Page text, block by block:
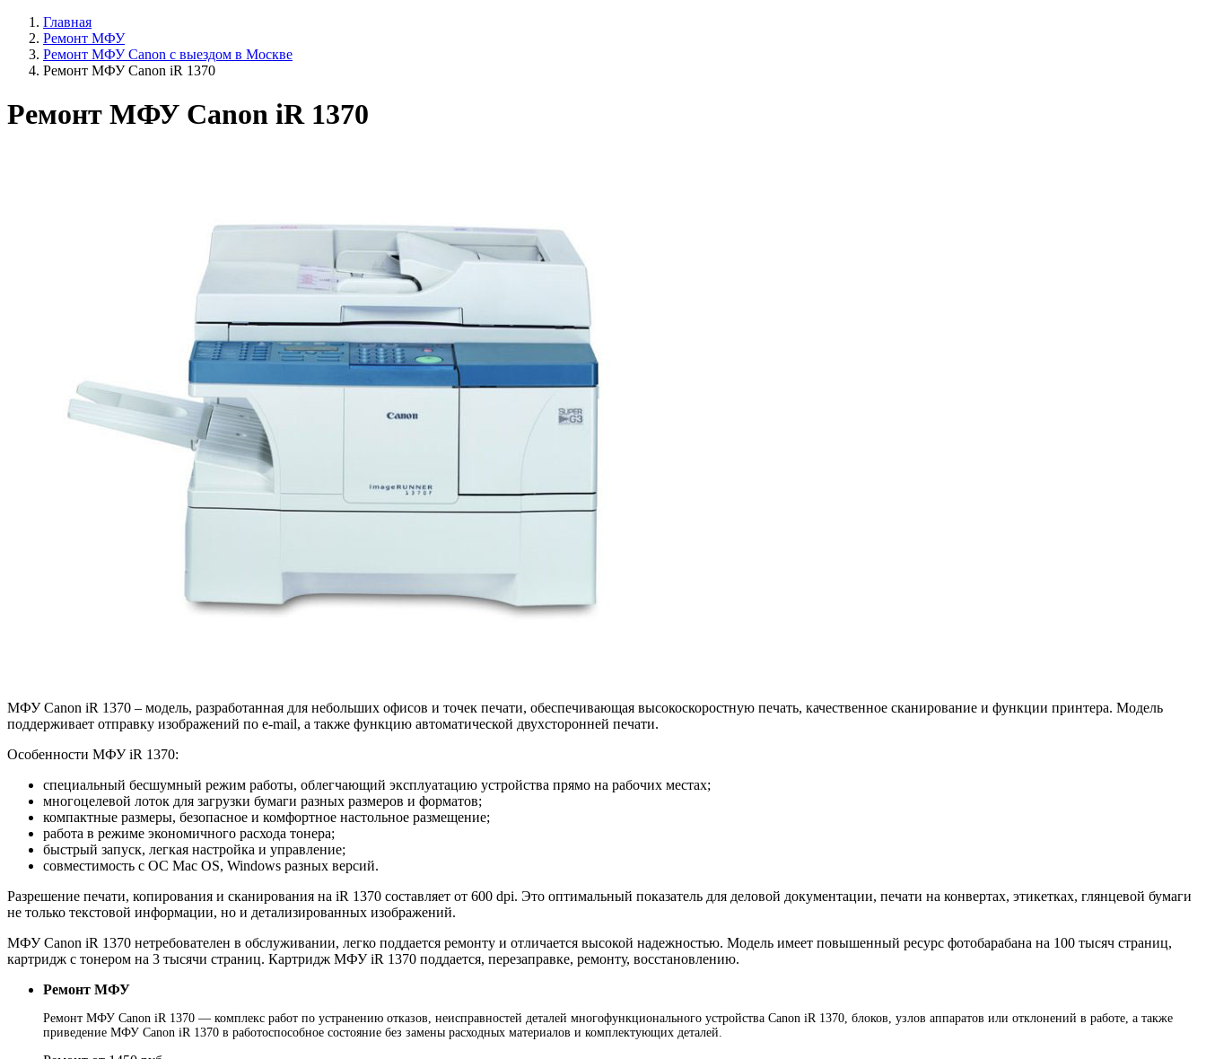
Главная
Ремонт МФУ
Ремонт МФУ Canon с выездом в Москве
Ремонт МФУ Canon iR 1370
Ремонт МФУ Canon iR 1370
МФУ Canon iR 1370 – модель, разработанная для небольших офисов и точек печати, обеспечивающая высокоскоростную печать, качественное сканирование и функции принтера. Модель
поддерживает отправку изображений по e-mail, а также функцию автоматической двухсторонней печати.
Особенности МФУ iR 1370:
специальный бесшумный режим работы, облегчающий эксплуатацию устройства прямо на рабочих местах;
многоцелевой лоток для загрузки бумаги разных размеров и форматов;
компактные размеры, безопасное и комфортное настольное размещение;
работа в режиме экономичного расхода тонера;
быстрый запуск, легкая настройка и управление;
совместимость с ОС Mac OS, Windows разных версий.
Разрешение печати, копирования и сканирования на iR 1370 составляет от 600 dpi. Это оптимальный показатель для деловой документации, печати на конвертах, этикетках, глянцевой бумаги
не только текстовой информации, но и детализированных изображений.
МФУ Canon iR 1370 нетребователен в обслуживании, легко поддается ремонту и отличается высокой надежностью. Модель имеет повышенный ресурс фотобарабана на 100 тысяч страниц,
картридж с тонером на 3 тысячи страниц. Картридж МФУ iR 1370 поддается, перезаправке, ремонту, восстановлению.
Ремонт МФУ
Ремонт МФУ Canon iR 1370 — комплекс работ по устранению отказов, неисправностей деталей многофункционального устройства Canon iR 1370, блоков, узлов аппаратов или отклонений в работе, а также
приведение МФУ Canon iR 1370 в работоспособное состояние без замены расходных материалов и комплектующих деталей.